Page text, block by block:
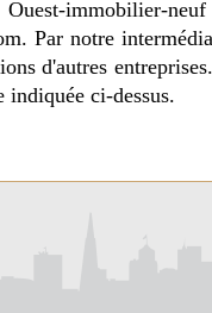
immobilier-
Par notre
d'autres
indiquée ci-dessus.